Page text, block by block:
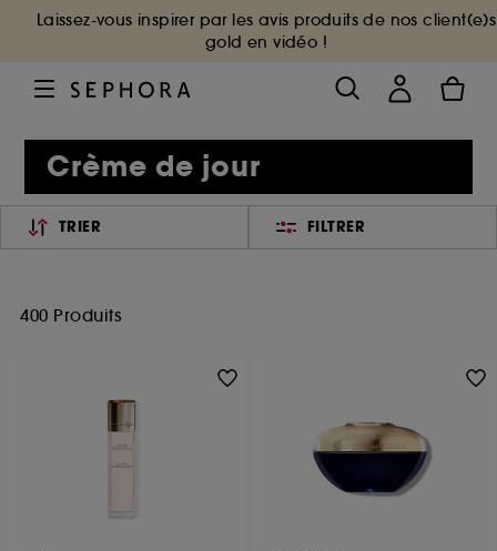
Laissez-vous inspirer par les avis produits de nos client(e)s
gold en vidéo !
Crème de jour
TRIER FILTRER
400 Produits